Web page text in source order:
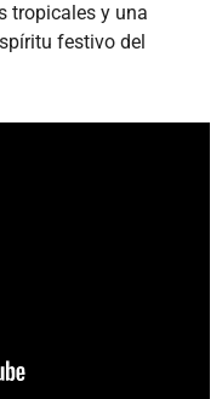
tropicales y una
festivo del